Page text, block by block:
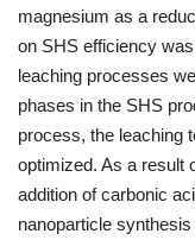
Yazılımlar
Bilgiler
Veritabanı
magnesium as a
on SHS efficiency
leaching processes
phases in the SHS
process, the leaching
optimized. As a result
addition of carbonic
nanoparticle